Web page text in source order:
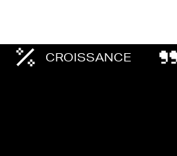
CROISSANCE